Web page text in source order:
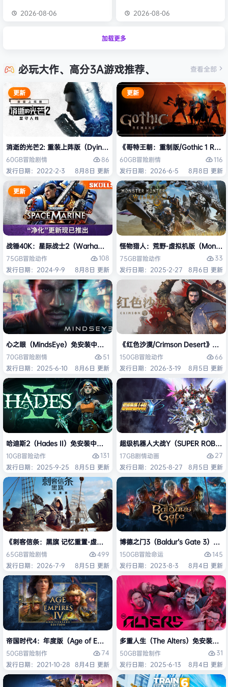
2026-08-06 2026-08-06
加载更多
必玩大作、高分3A游戏推荐、 查看全部
更新
消逝的光芒2: 重装上阵版（Dying Light 2 Stay Human: Reloaded
60GB冒险剧情
86
发行日期：2022-2-3
8月8日 更新
更新
《哥特王朝：重制版/Gothic 1
60GB冒险剧情
116
发行日期：2026-6-5
8月8日 更新
更新
战锤40K：星际战士2（Warhammer 40,000: Space Marine 2）免安装
75GB冒险动作
108
发行日期：2024-9-9
8月8日 更新
怪物猎人：荒野-虚拟机版（
75GB冒险动作
33
发行日期：2025-2-27
8月6日 更新
心之眼（MindsEye）免安装中文版
70GB冒险剧情
51
发行日期：2025-6-10
8月6日 更新
《红色沙漠/Crimson Desert》免安
150GB冒险动作
66
发行日期：2026-3-19
8月5日 更新
哈迪斯2（Hades II）免安装中文版
10GB冒险动作
131
发行日期：2025-9-25
8月5日 更新
超级机器人大战Y（SUPER
17GB剧情动画
27
发行日期：2025-8-27
8月5日 更新
《刺客信条：黑旗 记忆重置-虚拟机版/Assassin’s Creed Black Flag
65GB冒险剧情
499
发行日期：2026-7-9
8月5日 更新
博德之门3（Baldur’s Gate 3）免安
150GB冒险命运
145
发行日期：2023-8-3
8月4日 更新
帝国时代4：年度版（Age of Empires IV: Anniversary Edition）免安装
50GB冒险制作
74
发行日期：2021-10-28 8月4日 更新
多重人生（The Alters）免安装中文
50GB冒险制作
31
发行日期：2025-6-13
8月4日 更新